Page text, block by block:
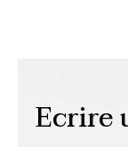
Ecrire